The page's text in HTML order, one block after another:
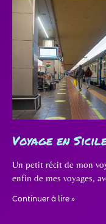
Voyage en
Un petit récit de mon
enfin de mes voyages,
Continuer à lire »